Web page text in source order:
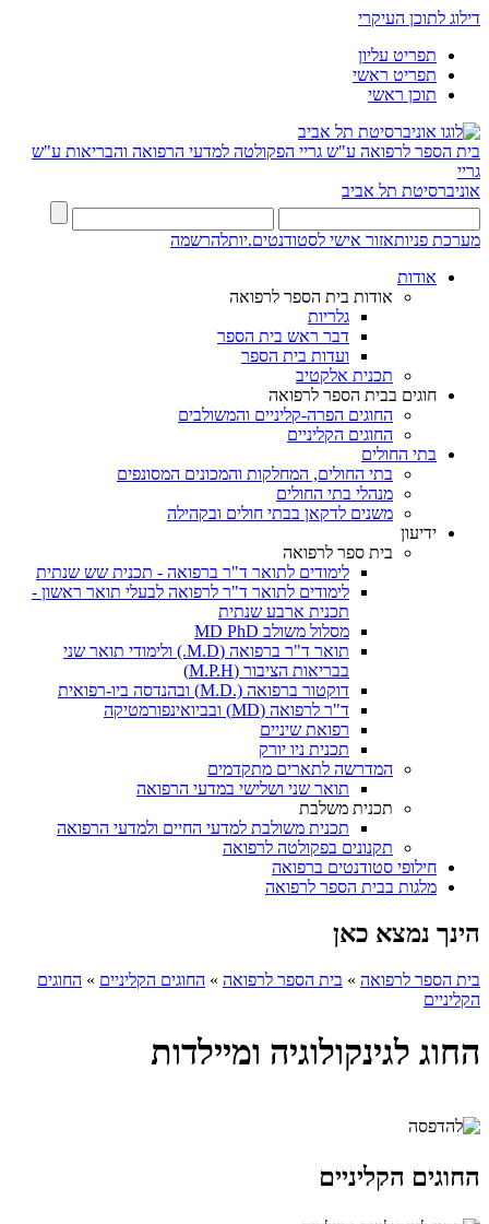
דילוג לתוכן העיקרי
תפריט עליון
תפריט ראשי
תוכן ראשי
בית הספר לרפואה ע"ש גריי הפקולטה למדעי הרפואה והבריאות ע"ש
גריי
אוניברסיטת תל אביב
מערכת פניותאזור אישי לסטודנטים.יותלהרשמה
אודות
אודות בית הספר לרפואה
גלריות
דבר ראש בית הספר
ועדות בית הספר
תכנית אלקטיב
חוגים בבית הספר לרפואה
החוגים הפרה-קליניים והמשולבים
החוגים הקליניים
בתי החולים
בתי החולים, המחלקות והמכונים המסונפים
מנהלי בתי החולים
משנים לדקאן בבתי חולים ובקהילה
ידיעון
בית ספר לרפואה
לימודים לתואר ד"ר ברפואה - תכנית שש שנתית
לימודים לתואר ד"ר לרפואה לבעלי תואר ראשון -
תכנית ארבע שנתית
מסלול משולב MD PhD
תואר ד"ר ברפואה (M.D.) ולימודי תואר שני
בבריאות הציבור (M.P.H)
דוקטור ברפואה (.M.D) ובהנדסה ביו-רפואית
ד"ר לרפואה (MD) ובביואינפורמטיקה
רפואת שיניים
תכנית ניו יורק
המדרשה לתארים מתקדמים
תואר שני ושלישי במדעי הרפואה
תכנית משלבת
תכנית משולבת למדעי החיים ולמדעי הרפואה
תקנונים בפקולטה לרפואה
חילופי סטודנטים ברפואה
מלגות בבית הספר לרפואה
הינך נמצא כאן
בית הספר לרפואה » בית הספר לרפואה » החוגים הקליניים » החוגים
הקליניים
החוג לגינקולוגיה ומיילדות
החוגים הקליניים